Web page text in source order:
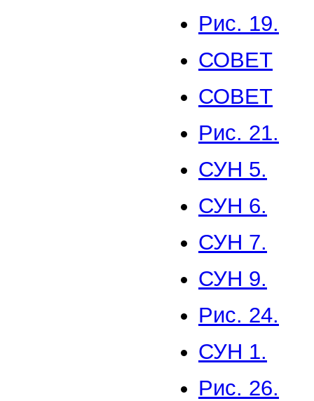
Рис. 19.
СОВЕТ
СОВЕТ
Рис. 21.
СУН 5.
СУН 6.
СУН 7.
СУН 9.
Рис. 24.
СУН 1.
Рис. 26.